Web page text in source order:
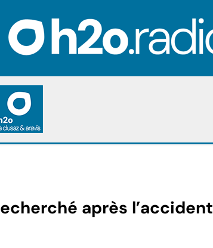
après l’accident